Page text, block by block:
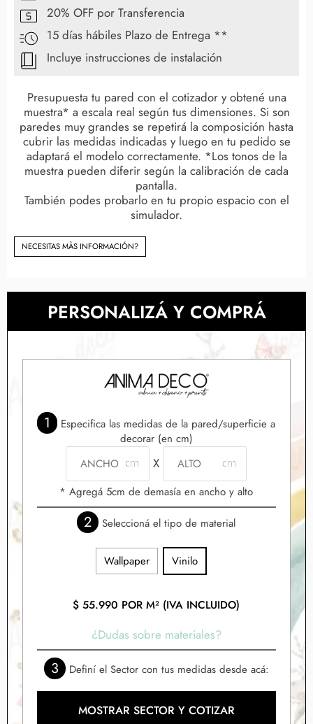
20% OFF por Transferencia
15 días hábiles Plazo de Entrega **
Incluye instrucciones de instalación
Presupuesta tu pared con el cotizador y obtené una
muestra* a escala real según tus dimensiones. Si son
paredes muy grandes se repetirá la composición hasta
cubrir las medidas indicadas y luego en tu pedido se
adaptará el modelo correctamente. *Los tonos de la
muestra pueden diferir según la calibración de cada
pantalla.
También podes probarlo en tu propio espacio con el
simulador.
NECESITAS MÀS INFORMACIÓN?
PERSONALIZÁ Y COMPRÁ
1
Especifica las medidas de la pared/superficie a
decorar (en cm)
X
* Agregá 5cm de demasía en ancho y alto
2 Seleccioná el tipo de material
Wallpaper Vinilo
$ 55.990 POR M² (IVA INCLUIDO)
¿Dudas sobre materiales?
3 Definí el Sector con tus medidas desde acá:
MOSTRAR SECTOR Y COTIZAR